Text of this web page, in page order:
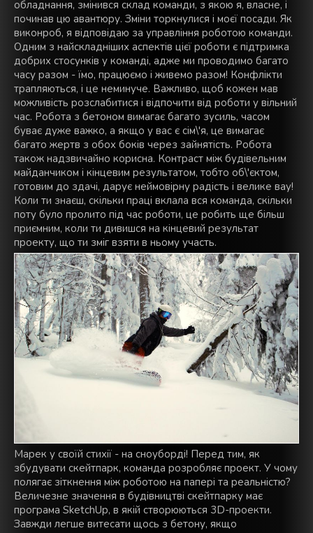
обладнання, змінився склад команди, з якою я, власне, і
починав цю авантюру. Зміни торкнулися і моєї посади. Як
виконроб, я відповідаю за управління роботою команди.
Одним з найскладніших аспектів цієї роботи є підтримка
добрих стосунків у команді, адже ми проводимо багато
часу разом - їмо, працюємо і живемо разом! Конфлікти
трапляються, і це неминуче. Важливо, щоб кожен мав
можливість розслабитися і відпочити від роботи у вільний
час. Робота з бетоном вимагає багато зусиль, часом
буває дуже важко, а якщо у вас є сім\'я, це вимагає
багато жертв з обох боків через зайнятість. Робота
також надзвичайно корисна. Контраст між будівельним
майданчиком і кінцевим результатом, тобто об\'єктом,
готовим до здачі, дарує неймовірну радість і велике вау!
Коли ти знаєш, скільки праці вклала вся команда, скільки
поту було пролито під час роботи, це робить ще більш
приємним, коли ти дивишся на кінцевий результат
проекту, що ти зміг взяти в ньому участь.
Марек у своїй стихії - на сноуборді! Перед тим, як
збудувати скейтпарк, команда розробляє проект. У чому
полягає зіткнення між роботою на папері та реальністю?
Величезне значення в будівництві скейтпарку має
програма SketchUp, в якій створюються 3D-проекти.
Завжди легше витесати щось з бетону, якщо